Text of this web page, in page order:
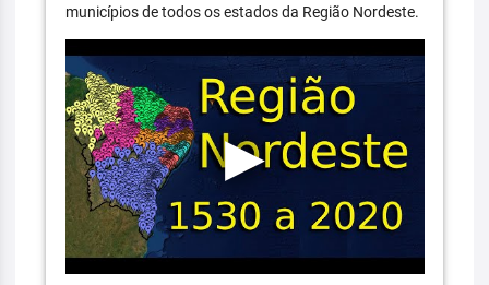
municípios de todos os estados da Região Nordeste.